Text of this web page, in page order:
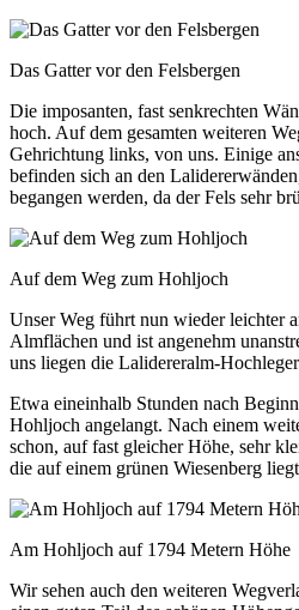
Das Gatter vor den Felsbergen
Die imposanten, fast senkrechten
hoch. Auf dem gesamten weiteren
Gehrichtung links, von uns. Einige
befinden sich an den
begangen werden, da der Fels sehr
Auf dem Weg zum Hohljoch
Unser Weg führt nun wieder leichter
Almflächen und ist angenehm
uns liegen die Lalidereralm-
Etwa eineinhalb Stunden nach
Hohljoch angelangt. Nach einem
schon, auf fast gleicher Höhe, sehr
die auf einem grünen Wiesenberg
Am Hohljoch auf 1794 Metern Höhe
Wir sehen auch den weiteren